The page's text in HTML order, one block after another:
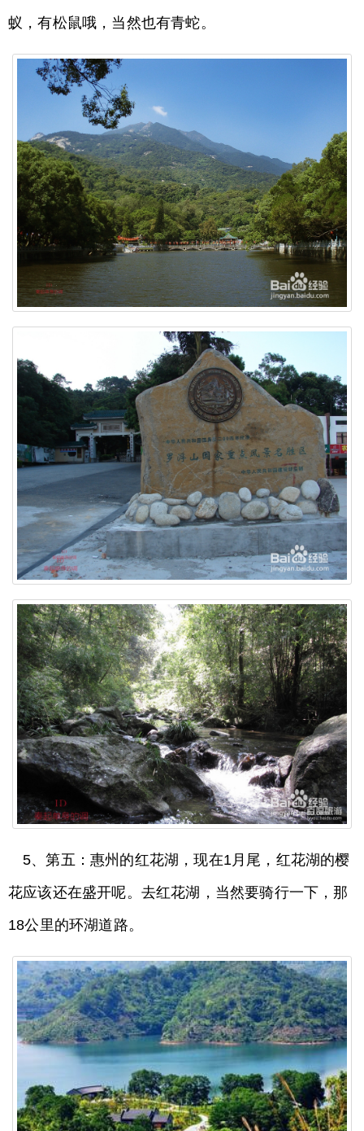
蚁，有松鼠哦，当然也有青蛇。
5、第五：惠州的红花湖，现在1月尾，红花湖的樱
花应该还在盛开呢。去红花湖，当然要骑行一下，那
18公里的环湖道路。